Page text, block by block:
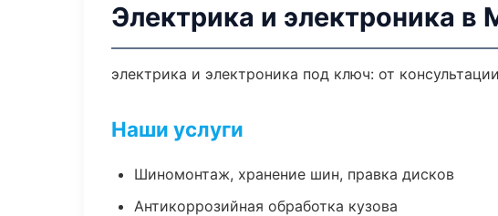
Электрика и электроника в
электрика и электроника под ключ: от
Наши услуги
Шиномонтаж, хранение шин, правка дисков
Антикоррозийная обработка кузова